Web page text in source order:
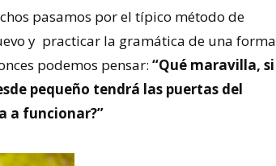
pasamos por el típico método de
y practicar la gramática de una forma
podemos pensar: “Qué maravilla, si
pequeño tendrá las puertas del
a funcionar?”